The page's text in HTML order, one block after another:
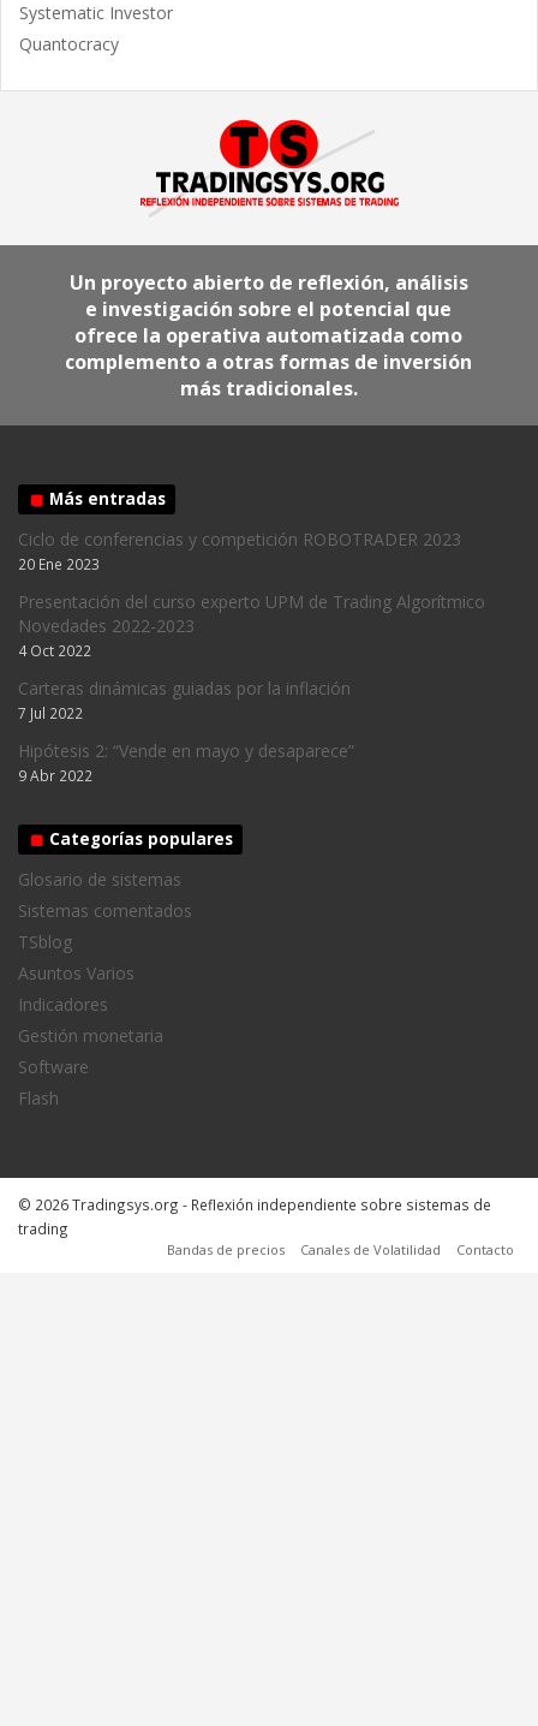
Systematic Investor
Quantocracy
Un proyecto abierto de reflexión, análisis
e investigación sobre el potencial que
ofrece la operativa automatizada como
complemento a otras formas de inversión
más tradicionales.
Más entradas
Ciclo de conferencias y competición ROBOTRADER 2023
20 Ene 2023
Presentación del curso experto UPM de Trading Algorítmico
Novedades 2022-2023
4 Oct 2022
Carteras dinámicas guiadas por la inflación
7 Jul 2022
Hipótesis 2: “Vende en mayo y desaparece”
9 Abr 2022
Categorías populares
Glosario de sistemas
Sistemas comentados
TSblog
Asuntos Varios
Indicadores
Gestión monetaria
Software
Flash
© 2026 Tradingsys.org - Reflexión independiente sobre sistemas de
trading
Bandas de precios Canales de Volatilidad Contacto